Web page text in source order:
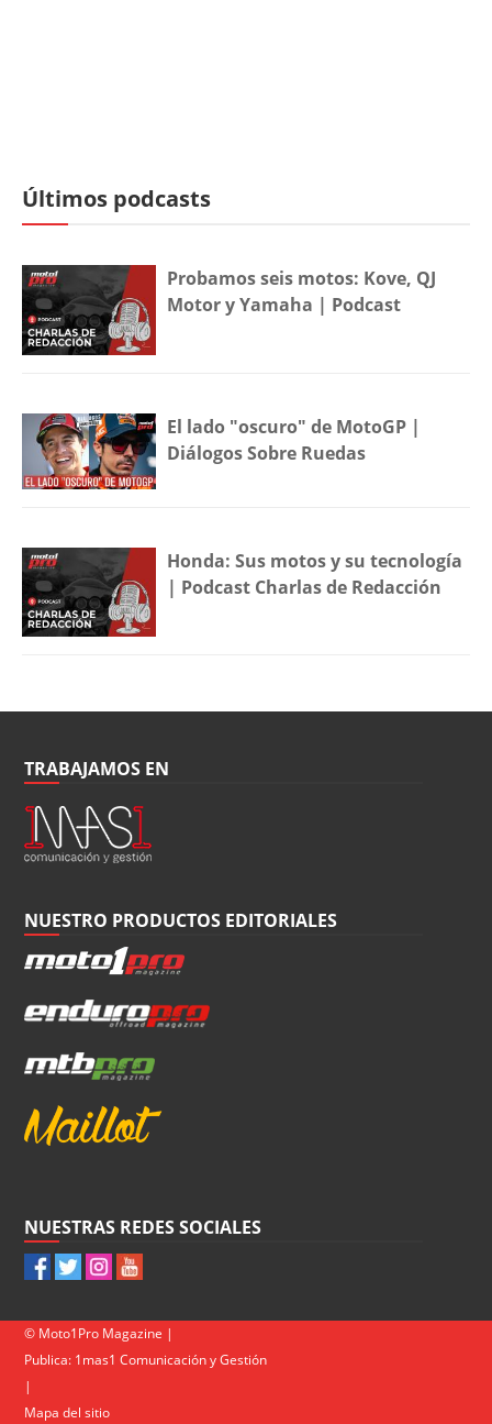
Últimos podcasts
Probamos seis motos: Kove, QJ
Motor y Yamaha | Podcast
El lado "oscuro" de MotoGP |
Diálogos Sobre Ruedas
Honda: Sus motos y su tecnología
| Podcast Charlas de Redacción
TRABAJAMOS EN
NUESTRO PRODUCTOS EDITORIALES
NUESTRAS REDES SOCIALES
© Moto1Pro Magazine |
Publica: 1mas1 Comunicación y Gestión
|
Mapa del sitio